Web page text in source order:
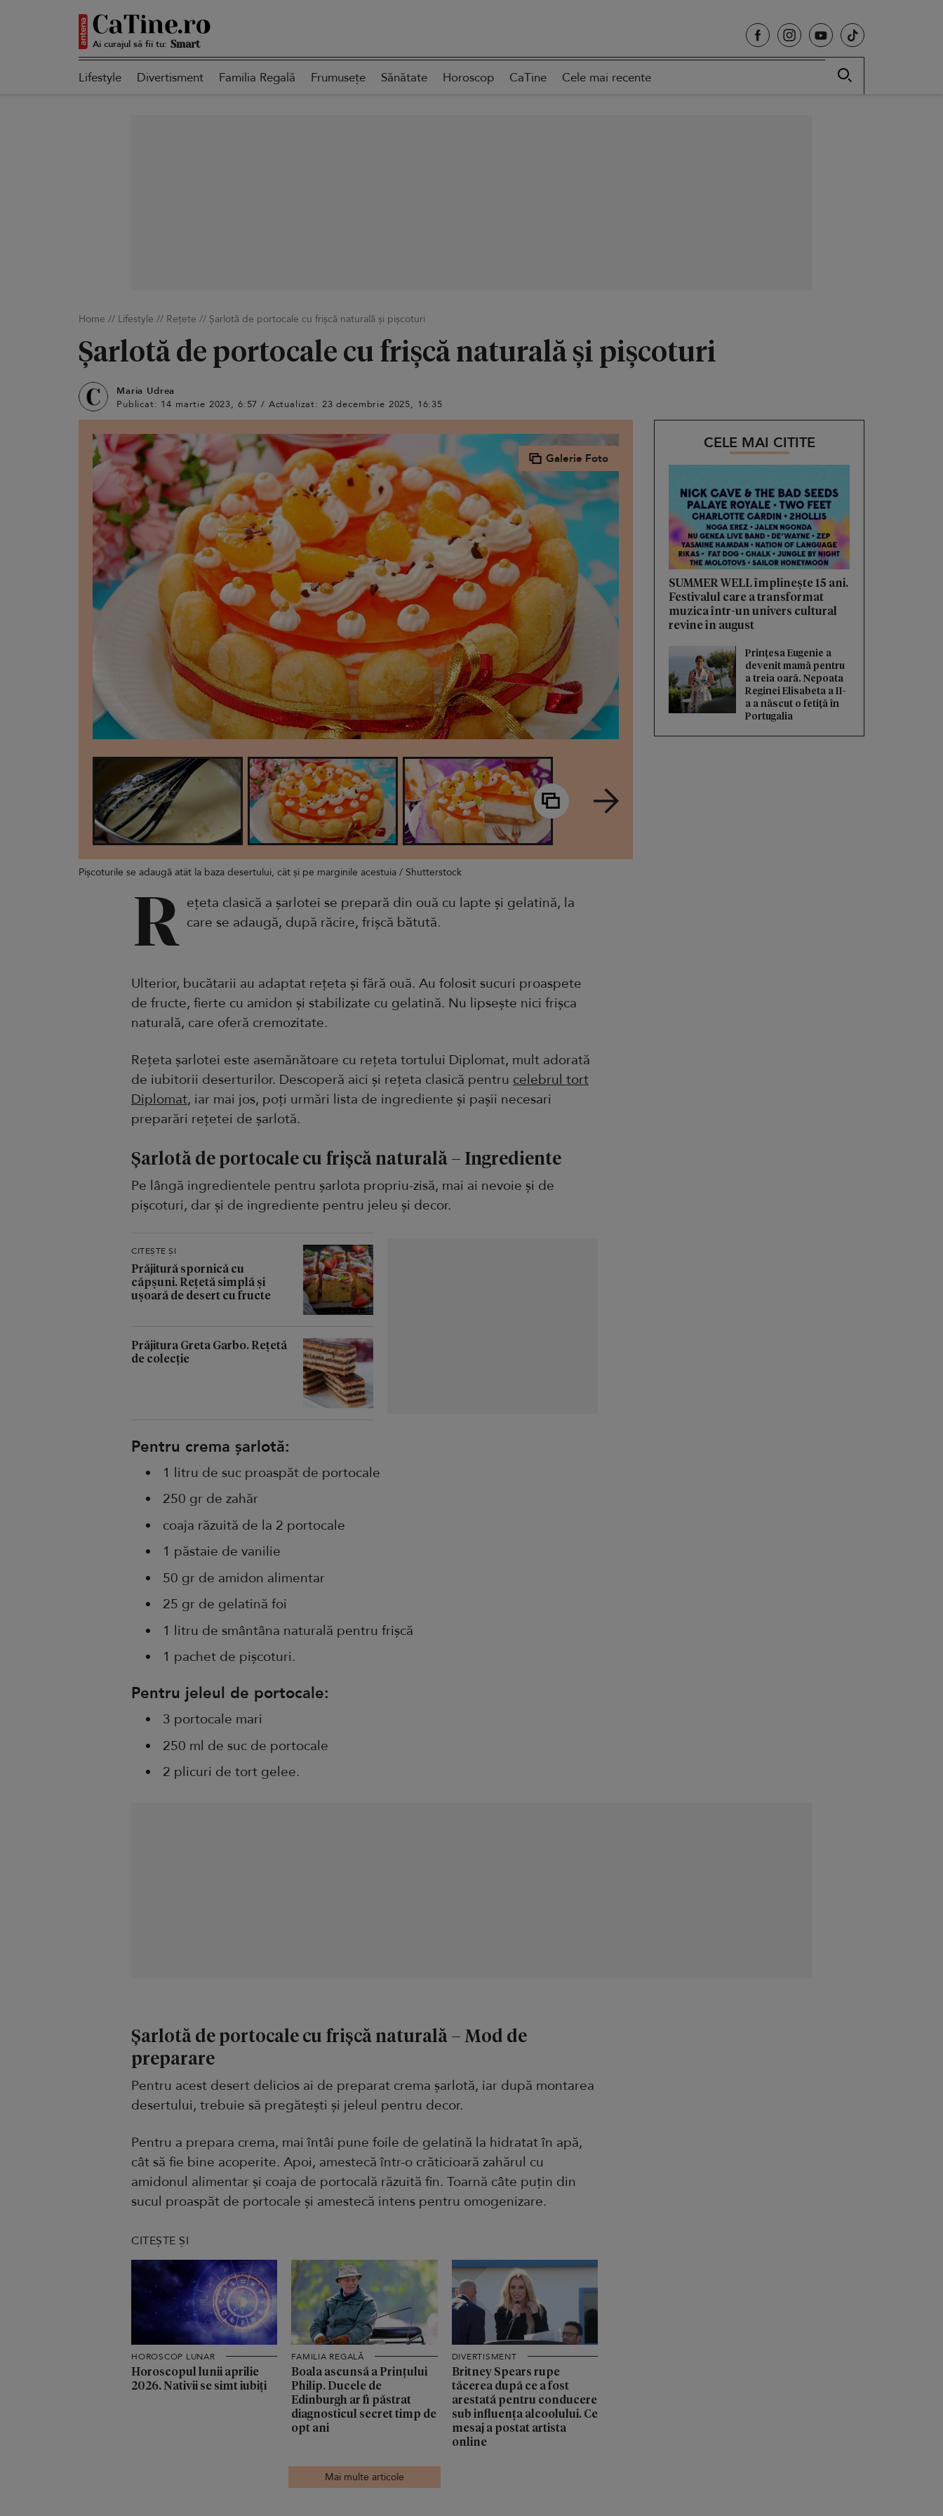
Ai curajul să fii tu: Autentică
Lifestyle Divertisment Familia Regală Frumusețe Sănătate Horoscop CaTine Cele mai recente
Home // Lifestyle // Rețete // Șarlotă de portocale cu frișcă naturală și pișcoturi
Șarlotă de portocale cu frișcă naturală și pișcoturi
Maria Udrea
Publicat: 14 martie 2023, 6:57 / Actualizat: 23 decembrie 2025, 16:35
Galerie Foto
Pișcoturile se adaugă atât la baza desertului, cât și pe marginile acestuia / Shutterstock
CELE MAI CITITE
SUMMER WELL împlinește 15 ani.
Festivalul care a transformat
muzica într-un univers cultural
revine în august
Prințesa Eugenie a
devenit mamă pentru
a treia oară. Nepoata
Reginei Elisabeta a II-
a a născut o fetiță în
Portugalia
R ețeta clasică a șarlotei se prepară din ouă cu lapte și gelatină, la
care se adaugă, după răcire, frișcă bătută.
Ulterior, bucătarii au adaptat rețeta și fără ouă. Au folosit sucuri proaspete
de fructe, fierte cu amidon și stabilizate cu gelatină. Nu lipsește nici frișca
naturală, care oferă cremozitate.
Rețeta șarlotei este asemănătoare cu rețeta tortului Diplomat, mult adorată
de iubitorii deserturilor. Descoperă aici și rețeta clasică pentru celebrul tort
Diplomat, iar mai jos, poți urmări lista de ingrediente și pașii necesari
preparări rețetei de șarlotă.
Șarlotă de portocale cu frișcă naturală – Ingrediente
Pe lângă ingredientele pentru șarlota propriu-zisă, mai ai nevoie și de
pișcoturi, dar și de ingrediente pentru jeleu și decor.
CITEȘTE ȘI
Prăjitură spornică cu
căpșuni. Rețetă simplă și
ușoară de desert cu fructe
Prăjitura Greta Garbo. Rețetă
de colecție
Pentru crema șarlotă:
1 litru de suc proaspăt de portocale
250 gr de zahăr
coaja răzuită de la 2 portocale
1 păstaie de vanilie
50 gr de amidon alimentar
25 gr de gelatină foi
1 litru de smântâna naturală pentru frișcă
1 pachet de pișcoturi.
Pentru jeleul de portocale:
3 portocale mari
250 ml de suc de portocale
2 plicuri de tort gelee.
Șarlotă de portocale cu frișcă naturală – Mod de
preparare
Pentru acest desert delicios ai de preparat crema șarlotă, iar după montarea
desertului, trebuie să pregătești și jeleul pentru decor.
Pentru a prepara crema, mai întâi pune foile de gelatină la hidratat în apă,
cât să fie bine acoperite. Apoi, amestecă într-o crăticioară zahărul cu
amidonul alimentar și coaja de portocală răzuită fin. Toarnă câte puțin din
sucul proaspăt de portocale și amestecă intens pentru omogenizare.
CITEȘTE ȘI
HOROSCOP LUNAR
Horoscopul lunii aprilie
2026. Nativii se simt iubiți
FAMILIA REGALĂ
Boala ascunsă a Prințului
Philip. Ducele de
Edinburgh ar fi păstrat
diagnosticul secret timp de
opt ani
DIVERTISMENT
Britney Spears rupe
tăcerea după ce a fost
arestată pentru conducere
sub influența alcoolului. Ce
mesaj a postat artista
online
Mai multe articole